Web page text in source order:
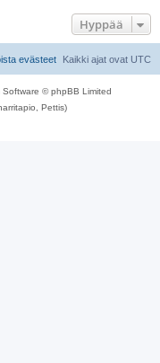
Hyppää
Kaikki ajat ovat UTC
evästeet
Software © phpBB Limited
Pettis)